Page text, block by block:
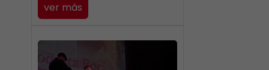
ver más